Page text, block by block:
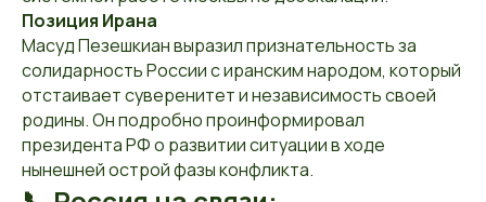
Позиция Ирана
Масуд Пезешкиан выразил признательность за
солидарность России с иранским народом, который
отстаивает суверенитет и независимость своей
родины. Он подробно проинформировал
президента РФ о развитии ситуации в ходе
нынешней острой фазы конфликта.